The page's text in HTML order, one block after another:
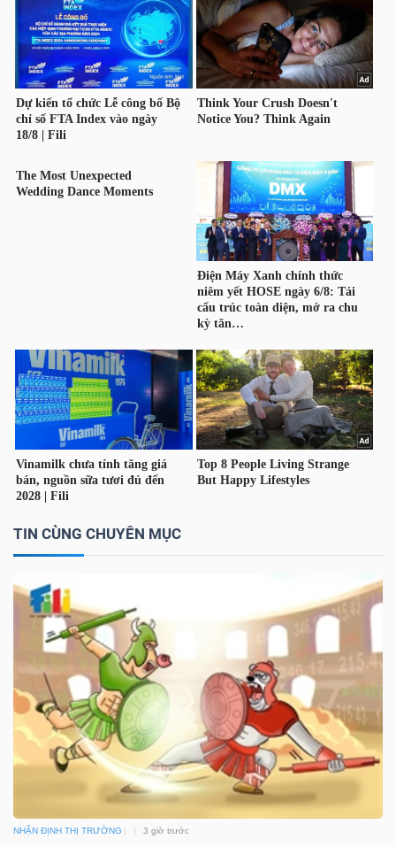
TIN CÙNG CHUYÊN MỤC
NHẬN ĐỊNH THỊ TRƯỜNG 3 giờ trước